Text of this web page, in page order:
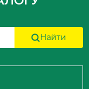
Найти